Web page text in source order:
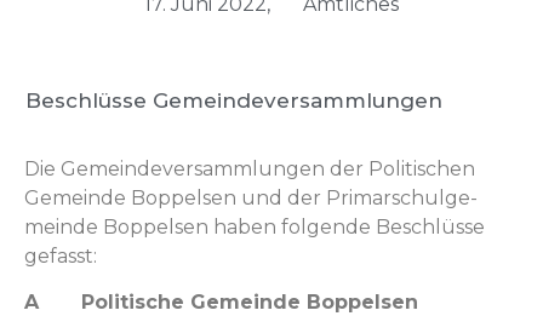
Beschlüsse Gemeindeversammlungen
Die Gemein­de­v­er­samm­lun­gen der Poli­tis­chen
Gemeinde Bop­pelsen und der Pri­marschul­ge­
meinde Bop­pelsen haben fol­gende Beschlüsse
gefasst:
A Poli­tis­che Gemeinde Boppelsen